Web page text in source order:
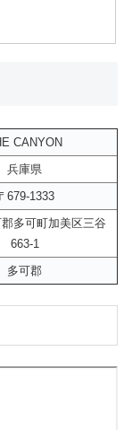
CANYON
兵庫県
679-1333
多可町加美区三谷
663-1
多可郡